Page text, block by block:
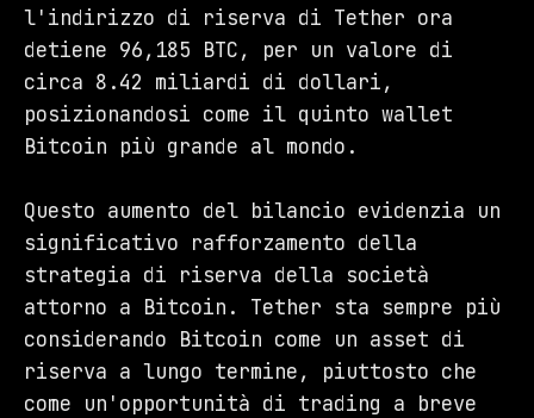
l'indirizzo di riserva di Tether ora
detiene 96,185 BTC, per un valore di
circa 8.42 miliardi di dollari,
posizionandosi come il quinto wallet
Bitcoin più grande al mondo.
Questo aumento del bilancio evidenzia un
significativo rafforzamento della
strategia di riserva della società
attorno a Bitcoin. Tether sta sempre più
considerando Bitcoin come un asset di
riserva a lungo termine, piuttosto che
come un'opportunità di trading a breve